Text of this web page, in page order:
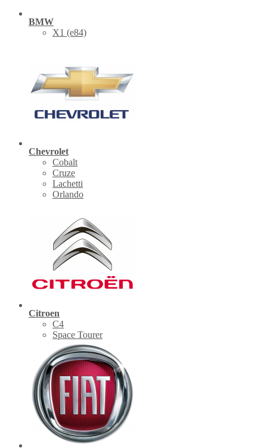
BMW
X1 (е84)
Chevrolet
Cobalt
Cruze
Lachetti
Orlando
Citroen
C4
Space Tourer